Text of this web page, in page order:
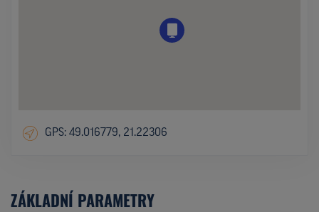
GPS: 49.016779, 21.22306
ZÁKLADNÍ PARAMETRY